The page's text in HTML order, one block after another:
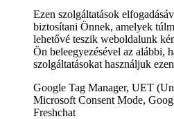
Ezen szolgáltatások
biztosítani Önnek, amelyek
lehetővé teszik weboldalunk
Ön beleegyezésével az alábbi,
szolgáltatásokat használjuk
Google Tag Manager, UET
Microsoft Consent Mode,
Freshchat